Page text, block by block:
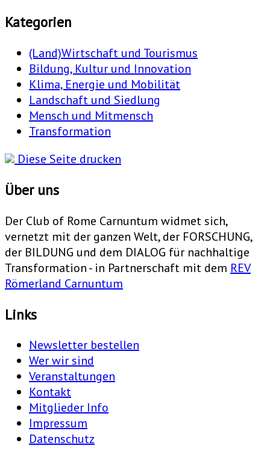
Kategorien
(Land)Wirtschaft und Tourismus
Bildung, Kultur und Innovation
Klima, Energie und Mobilität
Landschaft und Siedlung
Mensch und Mitmensch
Transformation
Diese Seite drucken
Über uns
Der Club of Rome Carnuntum widmet sich,
vernetzt mit der ganzen Welt, der FORSCHUNG,
der BILDUNG und dem DIALOG für nachhaltige
Transformation - in Partnerschaft mit dem REV
Römerland Carnuntum
Links
Newsletter bestellen
Wer wir sind
Veranstaltungen
Kontakt
Mitglieder Info
Impressum
Datenschutz